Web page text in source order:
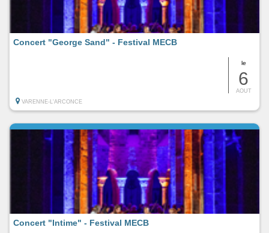
le
6
AOUT
Concert "George Sand" - Festival MECB
VARENNE-L'ARCONCE
Concert "Intime" - Festival MECB